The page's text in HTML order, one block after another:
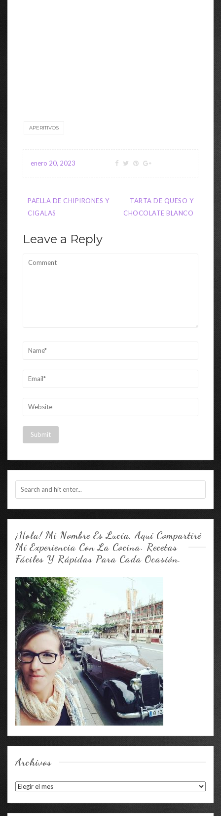
APERITIVOS
enero 20, 2023
Navegación
de
PAELLA DE CHIPIRONES Y
CIGALAS
TARTA DE QUESO Y
CHOCOLATE BLANCO
Leave a Reply
¡Hola! Mi Nombre Es Lucía, Aquí Compartiré
Mí Experiencia Con La Cocina. Recetas
Fáciles Y Rápidas Para Cada Ocasión.
Archivos
Archivos